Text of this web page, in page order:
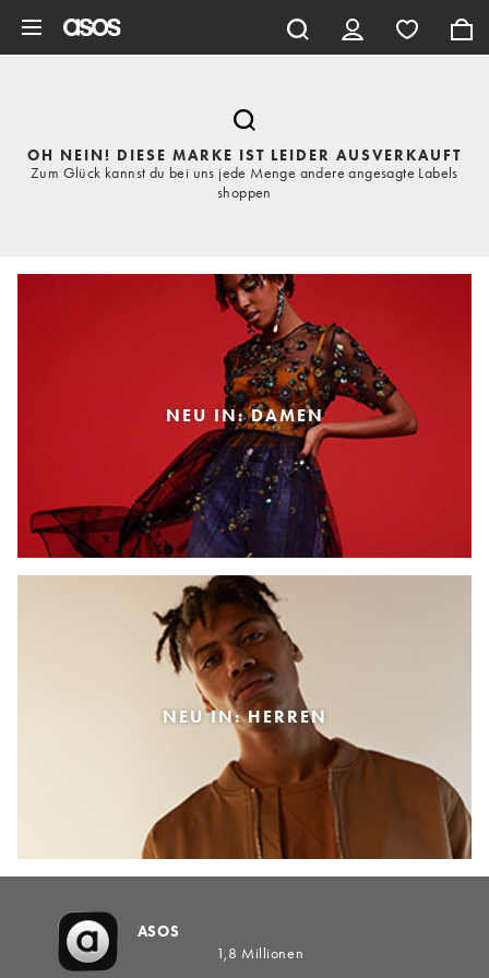
OH NEIN! DIESE MARKE IST LEIDER AUSVERKAUFT
Zum Glück kannst du bei uns jede Menge andere angesagte Labels
shoppen
NEU IN: DAMEN
NEU IN: HERREN
ASOS
1,8 Millionen